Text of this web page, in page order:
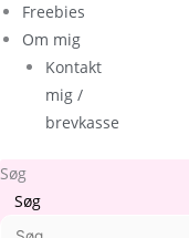
Freebies
Om mig
Kontakt
mig /
brevkasse
Søg
Søg